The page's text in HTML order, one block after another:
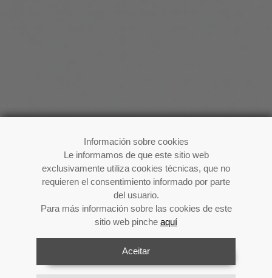
Información sobre cookies
Le informamos de que este sitio web
exclusivamente utiliza cookies técnicas, que no
requieren el consentimiento informado por parte
del usuario.
Para más información sobre las cookies de este
sitio web pinche aquí
Aceitar
Compre
já!
Desfrute da sua ventoinha durante todo